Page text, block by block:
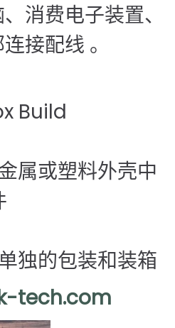
消费电子装置、
接配线 。
Build
属或塑料外壳中
独的包装和装箱
tech.com